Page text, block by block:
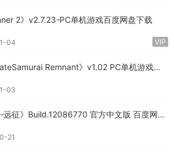
2》v2.7.23-PC单机游戏百度网盘下载
04 VIP
Remnant》v1.02 PC单机游戏下
03
-远征》Build.12086770 官方中文版 百度网盘
21